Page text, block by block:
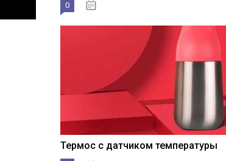
0
Термос с датчиком температуры